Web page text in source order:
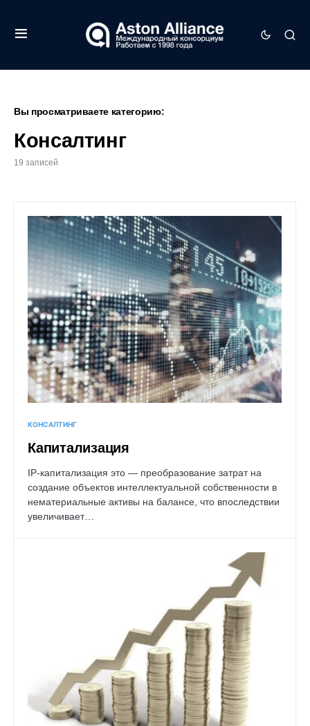
Вы просматриваете категорию:
Консалтинг
19 записей
КОНСАЛТИНГ
Капитализация
IP-капитализация это — преобразование затрат на
создание объектов интеллектуальной собственности в
нематериальные активы на балансе, что впоследствии
увеличивает…